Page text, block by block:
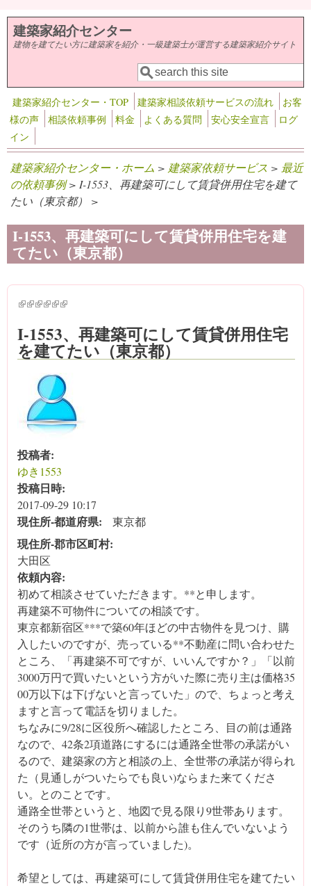
メインコンテンツに移動
建築家紹介センター
建物を建てたい方に建築家を紹介・一級建築士が運営する建築家紹介サイト
検索フォーム
検索
建築家紹介センター・TOP 建築家相談依頼サービスの流れ
お客
様の声
相談依頼事例 料金 よくある質問 安心安全宣言
ログ
イン
建築家紹介センター・ホーム > 建築家依頼サービス > 最近
の依頼事例> I-1553、再建築可にして賃貸併用住宅を建て
たい（東京都） >
I-1553、再建築可にして賃貸併用住宅を建
てたい（東京都）
(link is external)
(link is external)
(link is external)
(link is external)
(link is external)
(link is external)
I-1553、再建築可にして賃貸併用住宅
を建てたい（東京都）
投稿者:
ゆき1553
投稿日時:
2017-09-29 10:17
現住所‐都道府県: 東京都
現住所‐郡市区町村:
大田区
依頼内容:
初めて相談させていただきます。**と申します。
再建築不可物件についての相談です。
東京都新宿区***で築60年ほどの中古物件を見つけ、購
入したいのですが、売っている**不動産に問い合わせた
ところ、「再建築不可ですが、いいんですか？」「以前
3000万円で買いたいという方がいた際に売り主は価格35
00万以下は下げないと言っていた」ので、ちょっと考え
ますと言って電話を切りました。
ちなみに9/28に区役所へ確認したところ、目の前は通路
なので、42条2項道路にするには通路全世帯の承諾がい
るので、建築家の方と相談の上、全世帯の承諾が得られ
た（見通しがついたらでも良い)ならまた来てくださ
い。とのことです。
通路全世帯というと、地図で見る限り9世帯あります。
そのうち隣の1世帯は、以前から誰も住んでいないよう
です（近所の方が言っていました)。
希望としては、再建築可にして賃貸併用住宅を建てたい